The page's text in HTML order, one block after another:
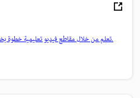
تعلم من خلال مقاطع فيديو تعليمية خطوة بخطوة وإرشادات عملية مباشرة داخل التطبيق.